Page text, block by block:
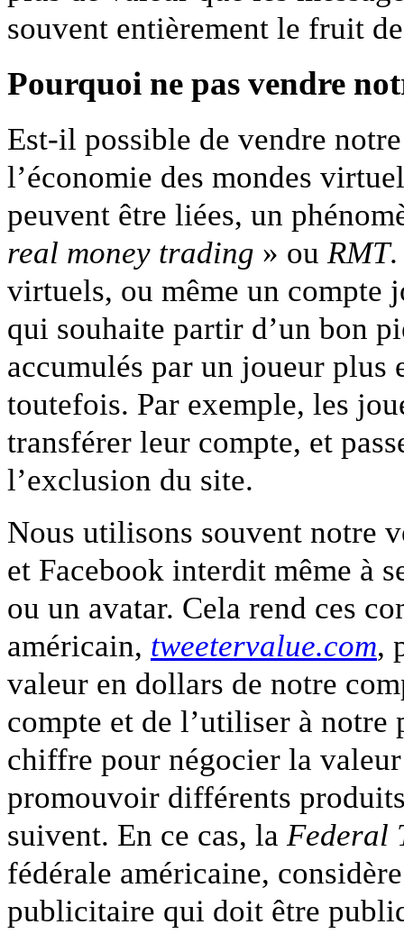
souvent entièrement le fruit
Pourquoi ne pas vendre
Est-il possible de vendre
l’économie des mondes
peuvent être liées, un
real money trading » ou RMT
virtuels, ou même un compte
qui souhaite partir d’un bon
accumulés par un joueur plus
toutefois. Par exemple, les
transférer leur compte, et
l’exclusion du site.
Nous utilisons souvent notre
et Facebook interdit même à
ou un avatar. Cela rend ces
américain, tweetervalue.com,
valeur en dollars de notre
compte et de l’utiliser à
chiffre pour négocier la
promouvoir différents
suivent. En ce cas, la Federal
fédérale américaine,
publicitaire qui doit être